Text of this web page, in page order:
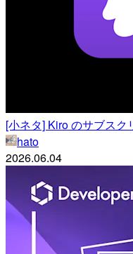
[小ネタ] Kiro のサブス
hato
2026.06.04